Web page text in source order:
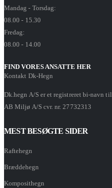
Mandag - Torsdag:
08.00 - 15.30
Fredag:
08.00 - 14.00
FIND VORES ANSATTE HER
Kontakt Dk-Hegn
Dk.hegn A/S er et registreret bi-navn til
AB Miljø A/S cvr. nr. 27732313
MEST BESØGTE SIDER
Raftehegn
Bræddehegn
Komposithegn